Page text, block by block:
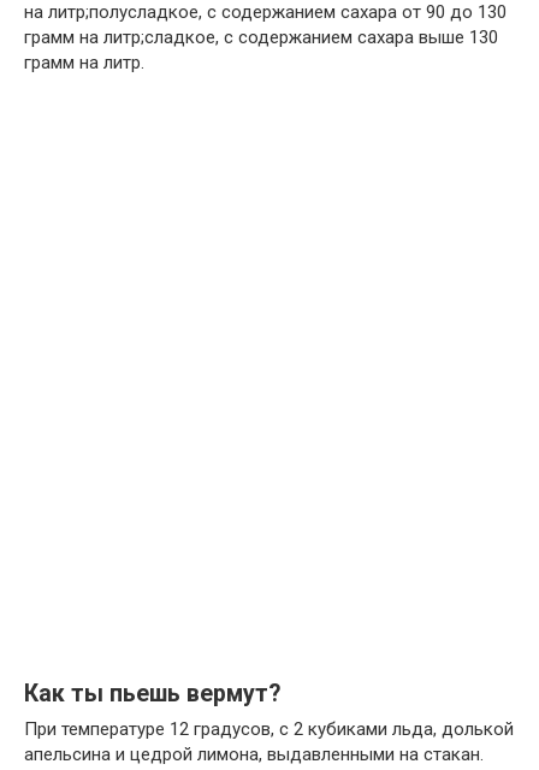
на литр;полусладкое, с содержанием сахара от 90 до 130
грамм на литр;сладкое, с содержанием сахара выше 130
грамм на литр.
Как ты пьешь вермут?
При температуре 12 градусов, с 2 кубиками льда, долькой
апельсина и цедрой лимона, выдавленными на стакан.